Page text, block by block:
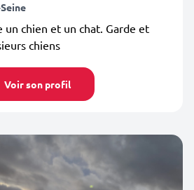
un chien et un chat. Garde et
chiens
Voir son profil